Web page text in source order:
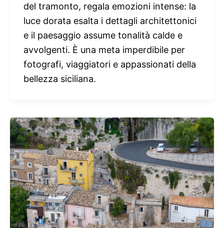
del tramonto, regala emozioni intense: la
luce dorata esalta i dettagli architettonici
e il paesaggio assume tonalità calde e
avvolgenti. È una meta imperdibile per
fotografi, viaggiatori e appassionati della
bellezza siciliana.